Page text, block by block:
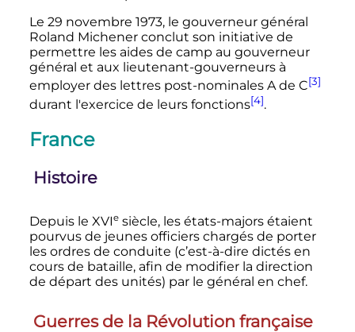
Le 29 novembre 1973, le gouverneur général
Roland Michener conclut son initiative de
permettre les aides de camp au gouverneur
général et aux lieutenant-gouverneurs à
employer des lettres post-nominales A de C[3]
durant l'exercice de leurs fonctions[4].
France
Histoire
Depuis le XVIe siècle, les états-majors étaient
pourvus de jeunes officiers chargés de porter
les ordres de conduite (c’est-à-dire dictés en
cours de bataille, afin de modifier la direction
de départ des unités) par le général en chef.
Guerres de la Révolution française